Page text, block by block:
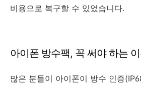
비용으로 복구할 수 있었습니다.
아이폰 방수팩, 꼭 써야 하는
많은 분들이 아이폰이 방수 인증